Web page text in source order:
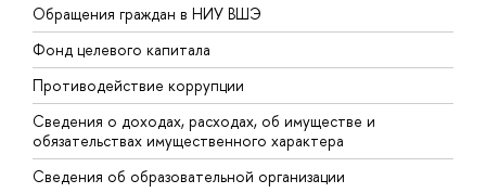
Обращения граждан в НИУ ВШЭ
Фонд целевого капитала
Противодействие коррупции
Сведения о доходах, расходах, об имуществе и
обязательствах имущественного характера
Сведения об образовательной организации